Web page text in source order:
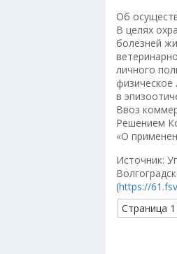
Об
В целях
болезней
личного
физическое
в
Ввоз
Решением
«О
Источник:
(https://
Страница